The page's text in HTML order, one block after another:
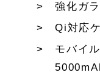
強化ガ
Qi対応
モバイ